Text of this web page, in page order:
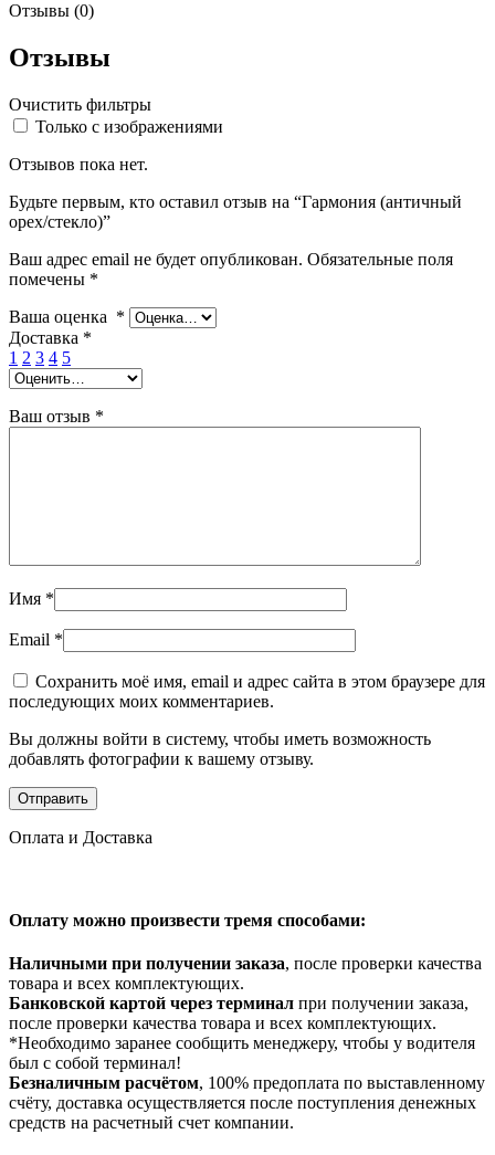
Отзывы (0)
Отзывы
Очистить фильтры
Только с изображениями
Отзывов пока нет.
Будьте первым, кто оставил отзыв на “Гармония (античный
орех/стекло)”
Ваш адрес email не будет опубликован. Обязательные поля
помечены *
Ваша оценка *
Доставка *
1 2 3 4 5
Ваш отзыв *
Имя *
Email *
Сохранить моё имя, email и адрес сайта в этом браузере для
последующих моих комментариев.
Вы должны войти в систему, чтобы иметь возможность
добавлять фотографии к вашему отзыву.
Оплата и Доставка
Оплату можно произвести тремя способами:
Наличными при получении заказа, после проверки качества
товара и всех комплектующих.
Банковской картой через терминал при получении заказа,
после проверки качества товара и всех комплектующих.
*Необходимо заранее сообщить менеджеру, чтобы у водителя
был с собой терминал!
Безналичным расчётом, 100% предоплата по выставленному
счёту, доставка осуществляется после поступления денежных
средств на расчетный счет компании.